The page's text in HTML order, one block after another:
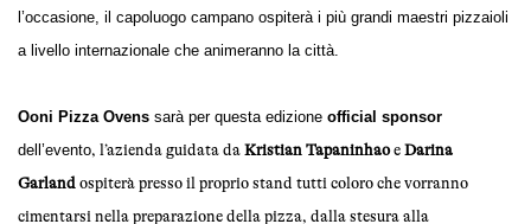
l’occasione, il capoluogo campano ospiterà i più grandi maestri pizzaioli
a livello internazionale che animeranno la città.
Ooni Pizza Ovens sarà per questa edizione official sponsor
dell’evento, l’azienda guidata da Kristian Tapaninhaoe Darina
Garland ospiterà presso il proprio stand tutti coloro che vorranno
cimentarsi nella preparazione della pizza, dalla stesura alla